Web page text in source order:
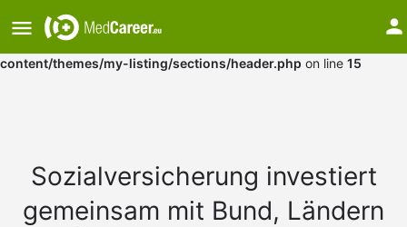
Warning: Undefined array key "medium" in
/var/www/vhosts/mkggnazs.host241.checkdomain.de/htdocs/
content/themes/my-listing/sections/header.php on line 15
Sozialversicherung investiert
gemeinsam mit Bund, Ländern